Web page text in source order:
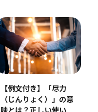
【例文付き】「尽力
（じんりょく）」の意